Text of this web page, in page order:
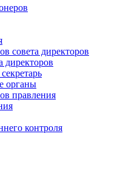
совета директоров
директоров
органы
правления
контроля